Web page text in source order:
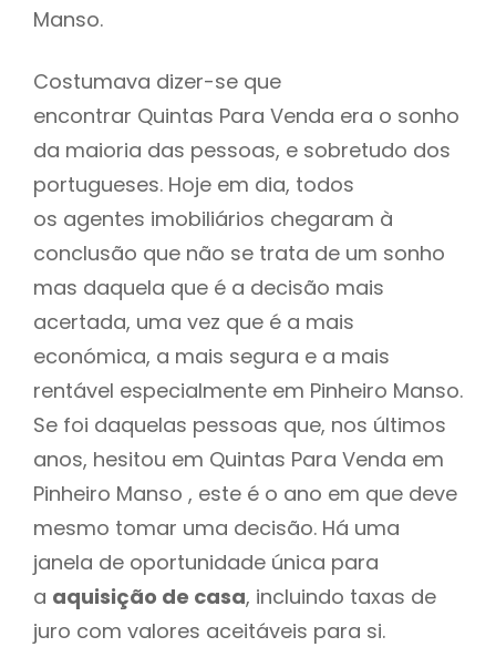
Manso.
Costumava dizer-se que
encontrar Quintas Para Venda era o sonho
da maioria das pessoas, e sobretudo dos
portugueses. Hoje em dia, todos
os agentes imobiliários chegaram à
conclusão que não se trata de um sonho
mas daquela que é a decisão mais
acertada, uma vez que é a mais
económica, a mais segura e a mais
rentável especialmente em Pinheiro Manso.
Se foi daquelas pessoas que, nos últimos
anos, hesitou em Quintas Para Venda em
Pinheiro Manso , este é o ano em que deve
mesmo tomar uma decisão. Há uma
janela de oportunidade única para
a aquisição de casa, incluindo taxas de
juro com valores aceitáveis para si.